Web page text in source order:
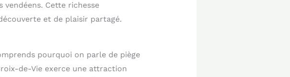
Cette richesse
et de plaisir partagé.
pourquoi on parle de piège
de-Vie exerce une attraction